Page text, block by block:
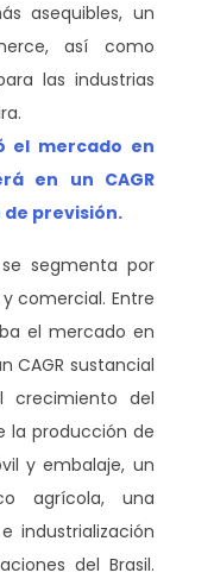
asequibles, un
así como
las industrias
el mercado en
en un CAGR
previsión.
se segmenta por
comercial. Entre
el mercado en
CAGR sustancial
crecimiento del
la producción de
y embalaje, un
agrícola, una
industrialización
del Brasil.